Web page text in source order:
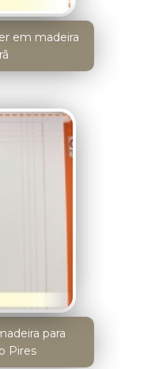
em madeira
para
Pires